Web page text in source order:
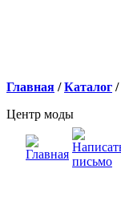
Главная /Каталог /
Центр моды